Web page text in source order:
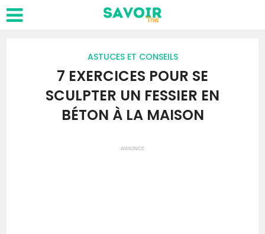
ASTUCES ET CONSEILS
7 EXERCICES POUR SE
SCULPTER UN FESSIER EN
BÉTON À LA MAISON
ANNONCE